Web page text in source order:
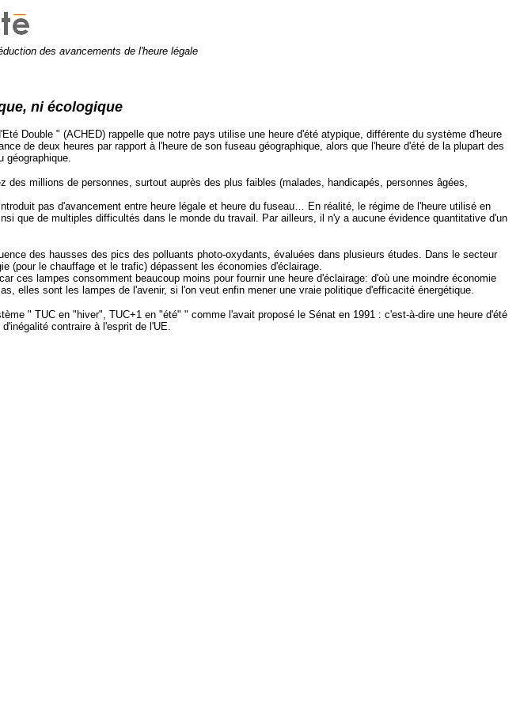
des avancements de l'heure légale
ni écologique
Double " (ACHED) rappelle que notre pays utilise une heure d'été atypique, différente du système d'heure
de deux heures par rapport à l'heure de son fuseau géographique, alors que l'heure d'été de la plupart des
géographique.
millions de personnes, surtout auprès des plus faibles (malades, handicapés, personnes âgées,
pas d'avancement entre heure légale et heure du fuseau… En réalité, le régime de l'heure utilisé en
que de multiples difficultés dans le monde du travail. Par ailleurs, il n'y a aucune évidence quantitative d'un
des hausses des pics des polluants photo-oxydants, évaluées dans plusieurs études. Dans le secteur
(pour le chauffage et le trafic) dépassent les économies d'éclairage.
lampes consomment beaucoup moins pour fournir une heure d'éclairage: d'où une moindre économie
elles sont les lampes de l'avenir, si l'on veut enfin mener une vraie politique d'efficacité énergétique.
" TUC en "hiver", TUC+1 en "été" " comme l'avait proposé le Sénat en 1991 : c'est-à-dire une heure d'été
contraire à l'esprit de l'UE.